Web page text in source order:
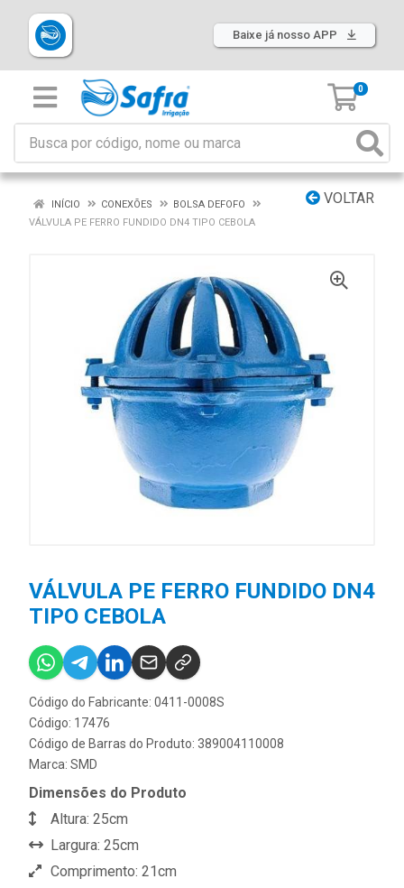
Baixe já nosso APP
0
VOLTAR
INÍCIO CONEXÕES
BOLSA DEFOFO
VÁLVULA PE FERRO FUNDIDO DN4 TIPO CEBOLA
VÁLVULA PE FERRO FUNDIDO DN4
TIPO CEBOLA
Código do Fabricante: 0411-0008S
Código: 17476
Código de Barras do Produto: 389004110008
Marca: SMD
Dimensões do Produto
Altura: 25cm
Largura: 25cm
Comprimento: 21cm